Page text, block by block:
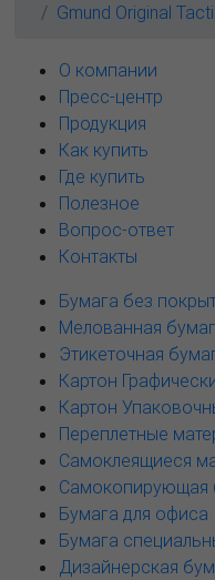
Gmund Original
О компании
Пресс-центр
Продукция
Как купить
Где купить
Полезное
Вопрос-ответ
Контакты
Бумага без
Мелованная
Этикеточная
Картон
Картон
Переплетные
Самоклеящиеся
Самокопирующая
Бумага для офиса
Бумага
Дизайнерская